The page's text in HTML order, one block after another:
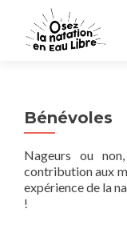
Bénévoles
Nageurs ou
contribution aux
expérience de la
!